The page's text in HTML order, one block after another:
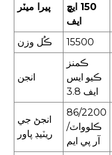
پيرا ميٽر
150 ايڇ
ايف
ڪُل وزن
15500
انجن
ڪمنز
ڪيو ايس
ايف 3.8
انجڻ جي
ريٽيڊ پاور
86/2200
ڪلوواٽ/
آر پي ايم